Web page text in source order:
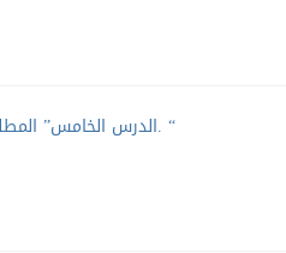
الدرس الخامس” المطلق المطلق- دراسة تطبيقية. “